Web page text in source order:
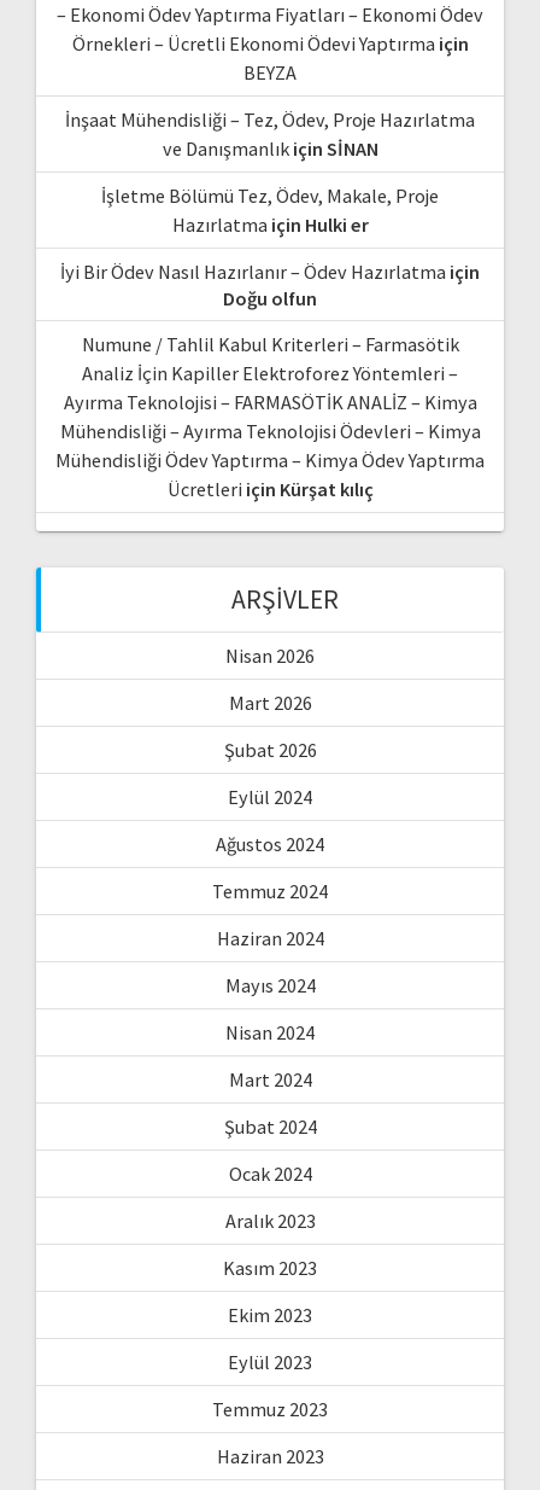
– Ekonomi Ödev Yaptırma Fiyatları – Ekonomi Ödev
Örnekleri – Ücretli Ekonomi Ödevi Yaptırma için
BEYZA
İnşaat Mühendisliği – Tez, Ödev, Proje Hazırlatma
ve Danışmanlıkiçin SİNAN
İşletme Bölümü Tez, Ödev, Makale, Proje
Hazırlatma için Hulki er
İyi Bir Ödev Nasıl Hazırlanır – Ödev Hazırlatma için
Doğu olfun
Numune / Tahlil Kabul Kriterleri – Farmasötik
Analiz İçin Kapiller Elektroforez Yöntemleri –
Ayırma Teknolojisi – FARMASÖTİK ANALİZ – Kimya
Mühendisliği – Ayırma Teknolojisi Ödevleri – Kimya
Mühendisliği Ödev Yaptırma – Kimya Ödev Yaptırma
Ücretleri için Kürşat kılıç
ARŞIVLER
Nisan 2026
Mart 2026
Şubat 2026
Eylül 2024
Ağustos 2024
Temmuz 2024
Haziran 2024
Mayıs 2024
Nisan 2024
Mart 2024
Şubat 2024
Ocak 2024
Aralık 2023
Kasım 2023
Ekim 2023
Eylül 2023
Temmuz 2023
Haziran 2023